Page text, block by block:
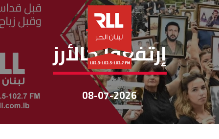
إرتفعوا كالأرز
إرتفعوا كالأرز
08-07-2026